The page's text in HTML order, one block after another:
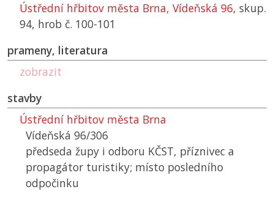
Ústřední hřbitov města Brna, Vídeňská 96, skup.
94, hrob č. 100-101
prameny, literatura
zobrazit
stavby
Ústřední hřbitov města Brna
Vídeňská 96/306
předseda župy i odboru KČST, příznivec a
propagátor turistiky; místo posledního
odpočinku